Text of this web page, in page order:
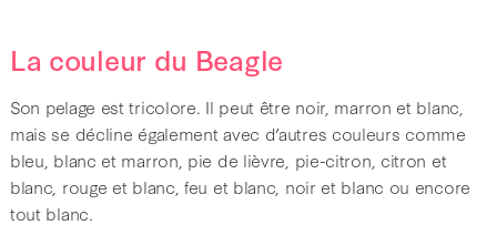
La couleur du Beagle
Son pelage est tricolore. Il peut être noir, marron et blanc,
mais se décline également avec d’autres couleurs comme
bleu, blanc et marron, pie de lièvre, pie-citron, citron et
blanc, rouge et blanc, feu et blanc, noir et blanc ou encore
tout blanc.